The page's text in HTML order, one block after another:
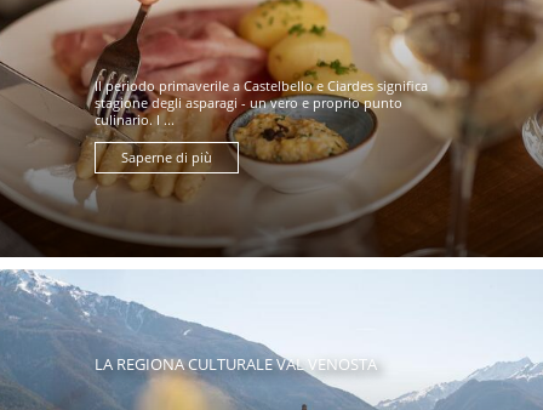
Il periodo primaverile a Castelbello e Ciardes significa
stagione degli asparagi - un vero e proprio punto
culinario. I ...
Saperne di più
LA REGIONA CULTURALE VAL VENOSTA